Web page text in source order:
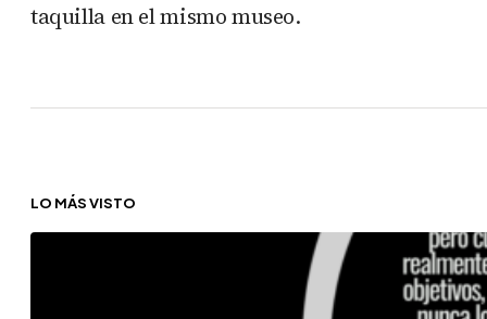
taquilla en el mismo museo.
LO MÁS VISTO